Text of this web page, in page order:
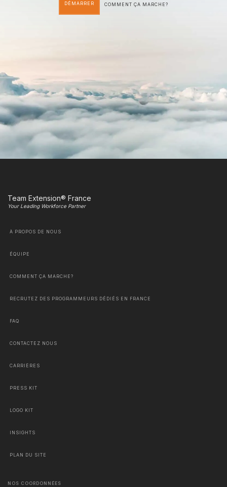
DÉMARRER COMMENT ÇA MARCHE?
Team Extension® France
Your Leading Workforce Partner
À PROPOS DE NOUS
ÉQUIPE
COMMENT ÇA MARCHE?
RECRUTEZ DES PROGRAMMEURS DÉDIÉS EN FRANCE
FAQ
CONTACTEZ NOUS
CARRIÈRES
PRESS KIT
LOGO KIT
INSIGHTS
PLAN DU SITE
NOS COORDONNÉES